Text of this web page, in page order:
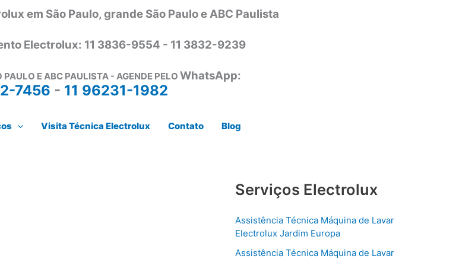
em São Paulo, grande São Paulo e ABC Paulista
Electrolux: 11 3836-9554 - 11 3832-9239
PAULO E ABC PAULISTA - AGENDE PELO WhatsApp:
7456 - 11 96231-1982
Visita Técnica Electrolux Contato Blog
Serviços Electrolux
Assistência Técnica Máquina de Lavar
Electrolux Jardim Europa
Assistência Técnica Máquina de Lavar